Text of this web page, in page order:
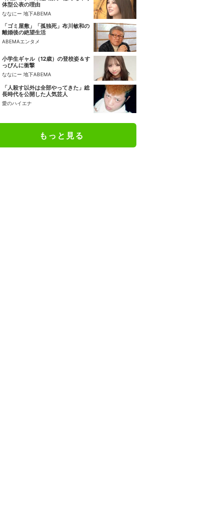
体型公表の理由
ななにー 地下ABEMA
「ゴミ屋敷」「孤独死」布川敏和の
離婚後の絶望生活
ABEMAエンタメ
小学生ギャル（12歳）の登校姿＆す
っぴんに衝撃
ななにー 地下ABEMA
「人殺す以外は全部やってきた」総
長時代を公開した人気芸人
愛のハイエナ
もっと見る